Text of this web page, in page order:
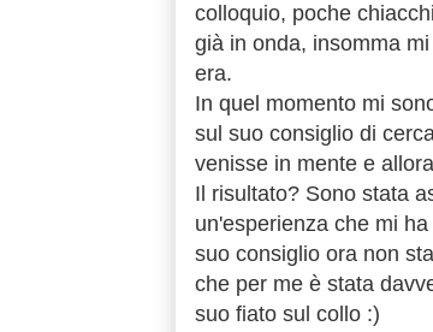
colloquio, poche
già in onda, insomma
era.
In quel momento mi
sul suo consiglio di
venisse in mente e
Il risultato? Sono stata
un'esperienza che mi
suo consiglio ora non
che per me è stata
suo fiato sul collo :)